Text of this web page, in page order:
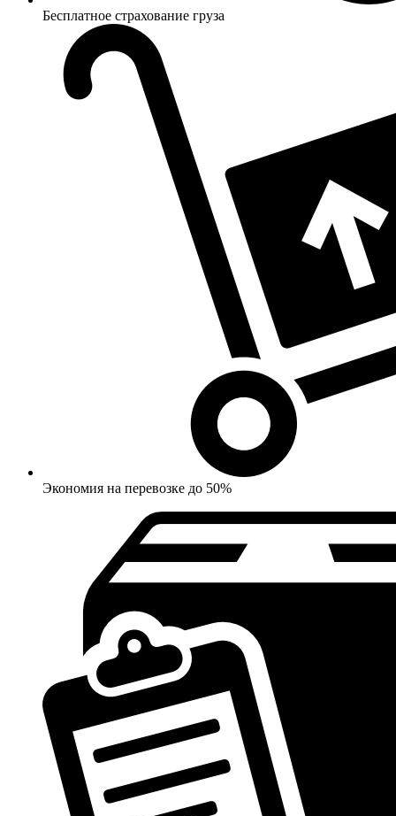
Бесплатное страхование груза
Экономия на перевозке до 50%